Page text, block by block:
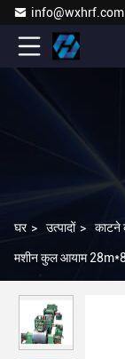
info@wxhrf.com
घर > उत्पादों > काटने
मशीन कुल आयाम